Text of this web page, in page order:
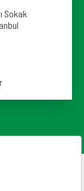
Sokak